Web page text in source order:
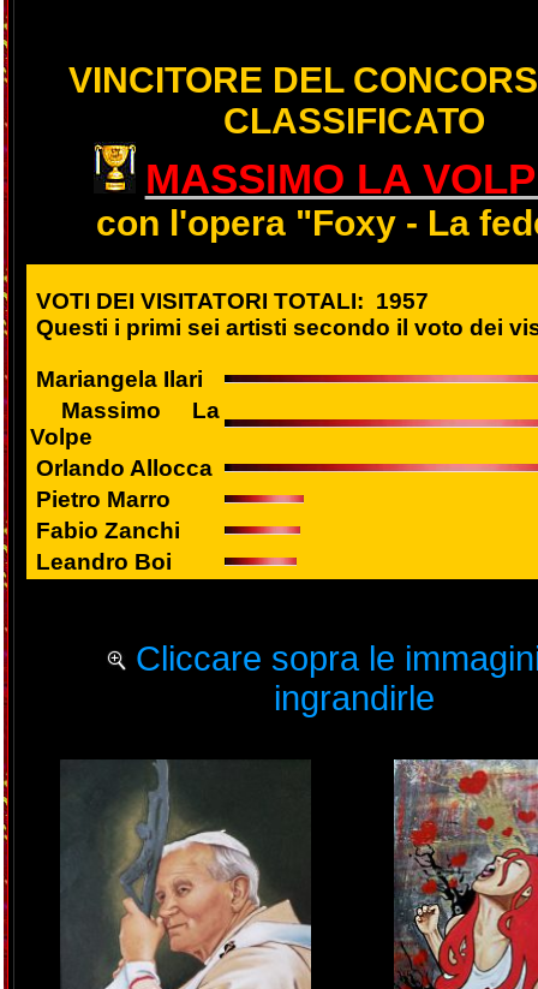
VINCITORE DEL
CLASSIFICATO
MASSIMO LA
con l'opera "Foxy - La
VOTI DEI VISITATORI TOTALI: 1957
Questi i primi sei artisti secondo il voto dei
Mariangela Ilari
Massimo La
Volpe
Orlando Allocca
Pietro Marro
Fabio Zanchi
Leandro Boi
Cliccare sopra le
ingrandirle